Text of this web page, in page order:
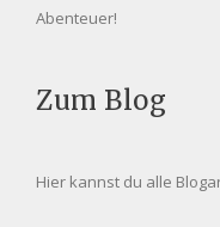
Abenteuer!
Zum Blog
Hier kannst du alle